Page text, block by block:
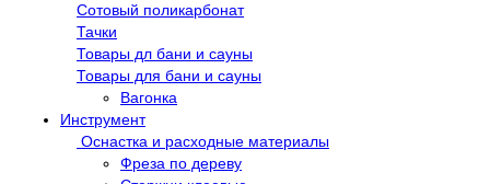
Сотовый поликарбонат
Тачки
Товары дл бани и сауны
Товары для бани и сауны
Вагонка
Инструмент
Оснастка и расходные материалы
Фреза по дереву